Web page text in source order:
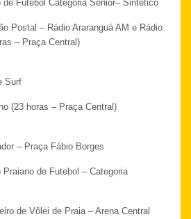
de Futebol Categoria Sênior– Sintético
Postal – Rádio Araranguá AM e Rádio
– Praça Central)
Surf
(23 horas – Praça Central)
– Praça Fábio Borges
de Futebol – Categoria
de Vôlei de Praia – Arena Central